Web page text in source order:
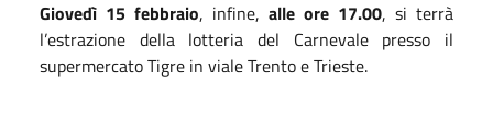
Giovedì 15 febbraio, infine, alle ore 17.00, si terrà
l’estrazione della lotteria del Carnevale presso il
supermercato Tigre in viale Trento e Trieste.